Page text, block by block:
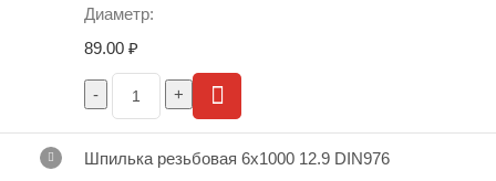
89.00 ₽
Шпилька резьбовая 6х1000 12.9 DIN976